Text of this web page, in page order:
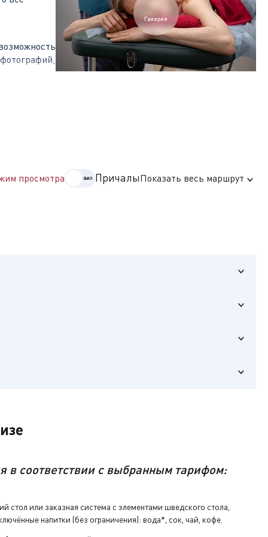
в
и
« Карьера
карьеры
Галерея
просмотра ПричалыПоказать весь маршрут
программу
от
в соответствии с выбранным тарифом:
стол или заказная система с элементами шведского стола,
напитки (без ограничения): вода*, сок, чай, кофе.